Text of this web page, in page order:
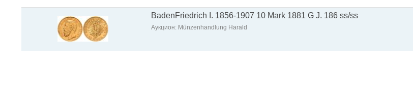
BadenFriedrich I. 1856-1907 10 Mark 1881 G J. 186 ss/ss
Аукцион: Münzenhandlung Harald